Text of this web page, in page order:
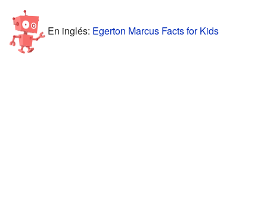
En inglés: Egerton Marcus Facts for Kids